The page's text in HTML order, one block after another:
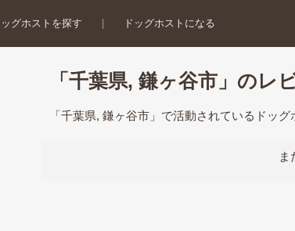
ッグホストを探す ドッグホストになる
「千葉県, 鎌ヶ谷市」のレ
「千葉県, 鎌ヶ谷市」で活動されているドッ
ま